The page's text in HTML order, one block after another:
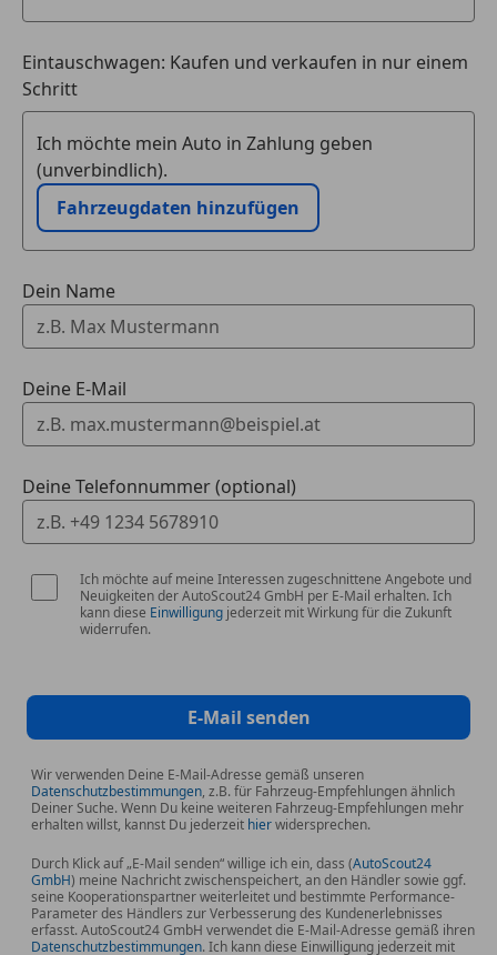
475 Reifendruckkontrolle
R01 Sommerreifen
TECHNIK & SICHERHEIT
871 HANDS-FREE ACCESS
U10 Automatische Beifahrerairbag-Abschaltung
B53 Akustischer Umfeldschutz
U60 Fussgängerschutz
EXTERIEUR
U95 AMG Abrisskante
260 Wegfall Typkennzeichen auf
Gepäckraumklappe
550 Anhängevorrichtung mit ESP
840 Wärmedämmend dunkel getöntes Glas
587 Umfeldbeleuchtung mit Projektion des
Markenlogos
E-MOBILITY
583 Wärmepumpe
998 Steuercode Umstellung WLTP mit RDE
63B Fahrzeugsteckdose
807 Technische Änderungen
B51 TIREFIT
968 COC-Papier EU6 - ohne
Weitere Merkmale
9B2 Ladekabel bis 11 kW für Wallbox und
Eintauschwagen: Kaufen und verkaufen in nur einem
Schritt
Ich möchte mein Auto in Zahlung geben
(unverbindlich).
Fahrzeugdaten hinzufügen
Dein Name
Deine E-Mail
Deine Telefonnummer (optional)
Ich möchte auf meine Interessen zugeschnittene Angebote und
Neuigkeiten der AutoScout24 GmbH per E-Mail erhalten. Ich
kann diese Einwilligung jederzeit mit Wirkung für die Zukunft
widerrufen.
E-Mail senden
Wir verwenden Deine E-Mail-Adresse gemäß unseren
Datenschutzbestimmungen, z.B. für Fahrzeug-Empfehlungen ähnlich
Deiner Suche. Wenn Du keine weiteren Fahrzeug-Empfehlungen mehr
erhalten willst, kannst Du jederzeit hierwidersprechen.
Durch Klick auf „E-Mail senden“ willige ich ein, dass (AutoScout24
GmbH) meine Nachricht zwischenspeichert, an den Händler sowie ggf.
seine Kooperationspartner weiterleitet und bestimmte Performance-
Parameter des Händlers zur Verbesserung des Kundenerlebnisses
erfasst. AutoScout24 GmbH verwendet die E-Mail-Adresse gemäß ihren
Datenschutzbestimmungen. Ich kann diese Einwilligung jederzeit mit